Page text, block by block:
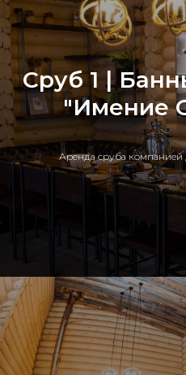
Сруб 1 |
"Имение
Аренда сруба компанией